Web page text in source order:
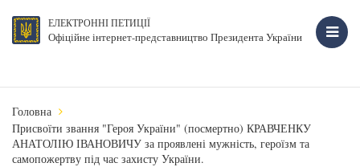
ЕЛЕКТРОННІ ПЕТИЦІЇ
Офіційне інтернет-представництво Президента України
Головна
Присвоїти звання "Героя України" (посмертно) КРАВЧЕНКУ
АНАТОЛІЮ ІВАНОВИЧУ за проявлені мужність, героїзм та
самопожертву під час захисту України.